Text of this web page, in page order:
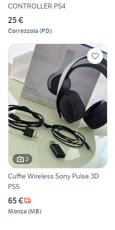
CONTROLLER PS4
25 €
Correzzola (PD)
3
Cuffie Wireless Sony Pulse 3D
PS5
65 €
Monza (MB)